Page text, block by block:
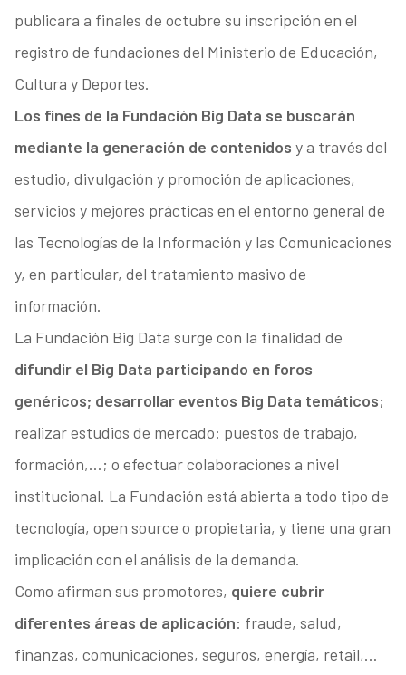
publicara a finales de octubre su inscripción en el
registro de fundaciones del Ministerio de Educación,
Cultura y Deportes.
Los fines de la Fundación Big Data se buscarán
mediante la generación de contenidos y a través del
estudio, divulgación y promoción de aplicaciones,
servicios y mejores prácticas en el entorno general de
las Tecnologías de la Información y las Comunicaciones
y, en particular, del tratamiento masivo de
información.
La Fundación Big Data surge con la finalidad de
difundir el Big Data participando en foros
genéricos; desarrollar eventos Big Data temáticos;
realizar estudios de mercado: puestos de trabajo,
formación,…; o efectuar colaboraciones a nivel
institucional. La Fundación está abierta a todo tipo de
tecnología, open source o propietaria, y tiene una gran
implicación con el análisis de la demanda.
Como afirman sus promotores, quiere cubrir
diferentes áreas de aplicación: fraude, salud,
finanzas, comunicaciones, seguros, energía, retail,…